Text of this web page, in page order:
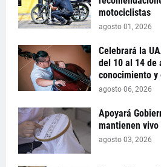
motociclistas
agosto 01, 2026
Celebrará la
del 10 al 14 de
conocimiento y
agosto 06, 2026
Apoyará
mantienen
agosto 03, 2026